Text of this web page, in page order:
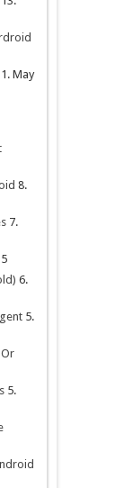
May
8.
7.
6.
5.
5.